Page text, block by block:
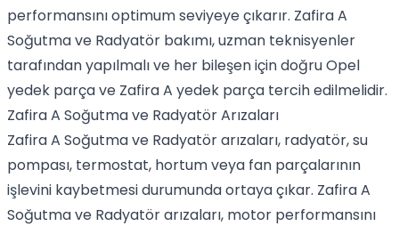
performansını optimum seviyeye çıkarır. Zafira A
Soğutma ve Radyatör bakımı, uzman teknisyenler
tarafından yapılmalı ve her bileşen için doğru Opel
yedek parça ve Zafira A yedek parça tercih edilmelidir.
Zafira A Soğutma ve Radyatör Arızaları
Zafira A Soğutma ve Radyatör arızaları, radyatör, su
pompası, termostat, hortum veya fan parçalarının
işlevini kaybetmesi durumunda ortaya çıkar. Zafira A
Soğutma ve Radyatör arızaları, motor performansını